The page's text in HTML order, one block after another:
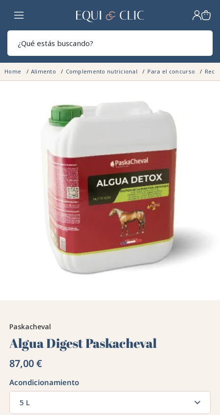
Hogar
Home Alimento Complemento nutricional Para el concurso
Paskacheval
Algua Digest Paskacheval
87,00 €
Acondicionamiento
5 L